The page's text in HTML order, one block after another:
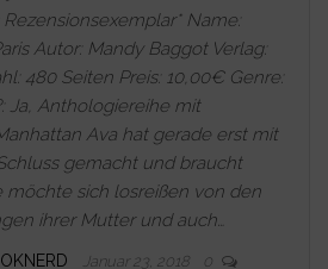
Name:
Autor: Mandy Baggot Verlag:
480 Seiten Preis: 10,00€ Genre:
Ja, Anthologiereihe mit
Ava hat gerade erst mit
gemacht und braucht
möchte sich losreißen von den
ihrer Mutter und auch…
Januar 23, 2018 0